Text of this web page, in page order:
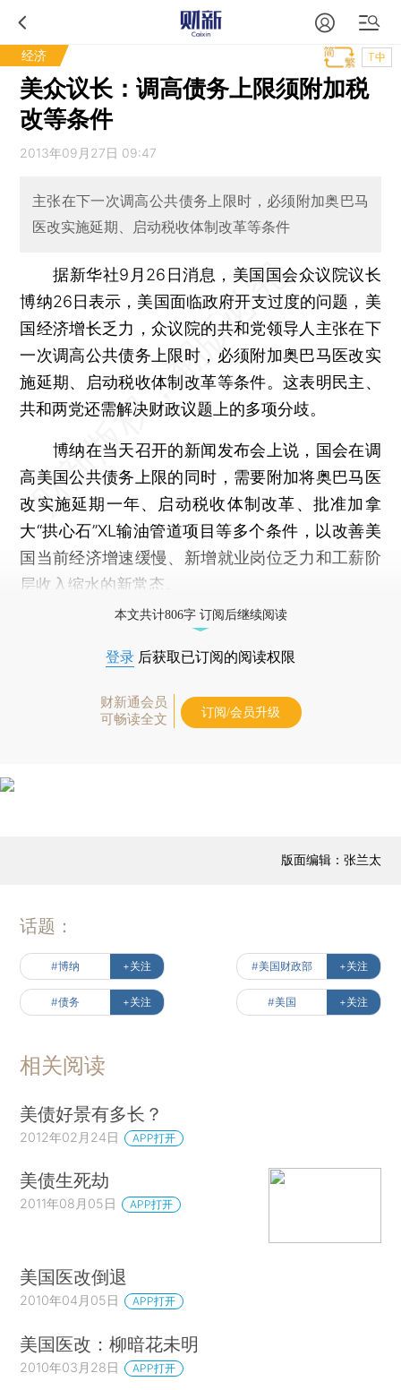
经济 T中
美众议长：调高债务上限须附加税
改等条件
2013年09月27日 09:47
主张在下一次调高公共债务上限时，必须附加奥巴马
医改实施延期、启动税收体制改革等条件
据新华社9月26日消息，美国国会众议院议长
博纳26日表示，美国面临政府开支过度的问题，美
国经济增长乏力，众议院的共和党领导人主张在下
一次调高公共债务上限时，必须附加奥巴马医改实
施延期、启动税收体制改革等条件。这表明民主、
共和两党还需解决财政议题上的多项分歧。
博纳在当天召开的新闻发布会上说，国会在调
高美国公共债务上限的同时，需要附加将奥巴马医
改实施延期一年、启动税收体制改革、批准加拿
大“拱心石”XL输油管道项目等多个条件，以改善美
国当前经济增速缓慢、新增就业岗位乏力和工薪阶
层收入缩水的新常态。
本文共计806字 订阅后继续阅读
登录 后获取已订阅的阅读权限
财新通会员
可畅读全文
订阅/会员升级
版面编辑：张兰太
话题：
#博纳 +关注 #美国财政部 +关注
#债务 +关注 #美国 +关注
相关阅读
美债好景有多长？
2012年02月24日 APP打开
美债生死劫
2011年08月05日 APP打开
美国医改倒退
2010年04月05日 APP打开
美国医改：柳暗花未明
2010年03月28日 APP打开